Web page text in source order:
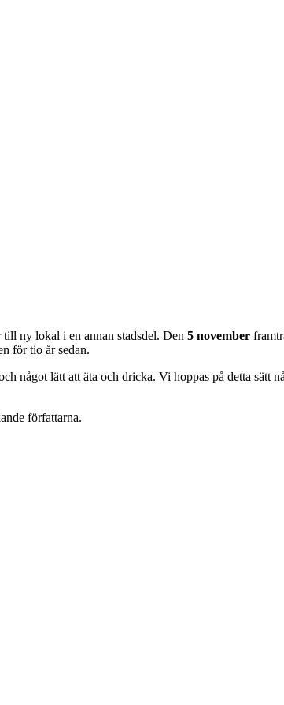
ny lokal i en annan stadsdel. Den 5 november
för tio år sedan.
något lätt att äta och dricka. Vi hoppas på detta
författarna.